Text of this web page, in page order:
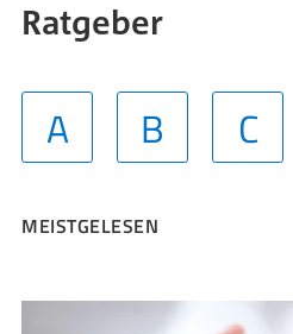
Ratgeber
A B C
MEISTGELESEN